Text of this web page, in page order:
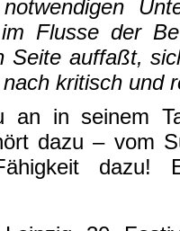
Flusse der
Seite auffaßt,
kritisch und
an in seinem
dazu – vom
dazu!